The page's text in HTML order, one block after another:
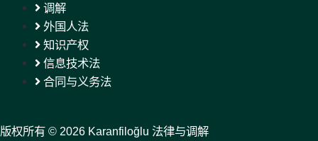
调解
外国人法
知识产权
信息技术法
合同与义务法
版权所有 © 2026 Karanfiloğlu 法律与调解